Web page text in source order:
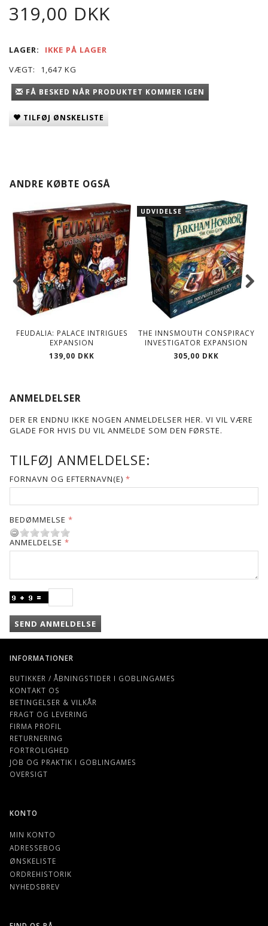
319,00 DKK
LAGER:
IKKE PÅ LAGER
VÆGT:
1,647 KG
FÅ BESKED NÅR PRODUKTET KOMMER IGEN
TILFØJ ØNSKELISTE
ANDRE KØBTE OGSÅ
FEUDALIA: PALACE INTRIGUES
EXPANSION
139,00 DKK
UDVIDELSE
THE INNSMOUTH CONSPIRACY
INVESTIGATOR EXPANSION
305,00 DKK
ANMELDELSER
DER ER ENDNU IKKE NOGEN ANMELDELSER HER. VI VIL VÆRE
GLADE FOR HVIS DU VIL ANMELDE SOM DEN FØRSTE.
TILFØJ ANMELDELSE:
FORNAVN OG EFTERNAVN(E)
BEDØMMELSE
ANMELDELSE
SEND ANMELDELSE
INFORMATIONER
BUTIKKER / ÅBNINGSTIDER I GOBLINGAMES
KONTAKT OS
BETINGELSER & VILKÅR
FRAGT OG LEVERING
FIRMA PROFIL
RETURNERING
FORTROLIGHED
JOB OG PRAKTIK I GOBLINGAMES
OVERSIGT
KONTO
MIN KONTO
ADRESSEBOG
ØNSKELISTE
ORDREHISTORIK
NYHEDSBREV